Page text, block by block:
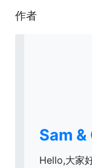
作者
Sam &
Hello,大家